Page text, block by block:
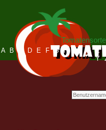
A B C D E F G H I J K L
Y